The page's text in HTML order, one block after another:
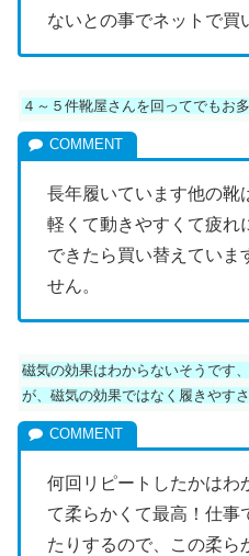
ないとの事でネットで
４～５件靴屋さんを回ってでもお
長年履いています他の靴
軽くて動きやすくて疲れ
できたら買い替えていま
せん。
磁気の効果はわからないそうです
が、磁気の効果ではなく履きやす
何回リピートしたかはわ
て柔らかくて最高！仕事
たりするので、この柔ら